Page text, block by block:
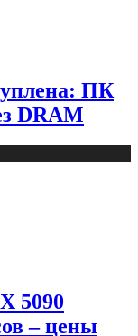
ПК
DRAM
5090
– цены